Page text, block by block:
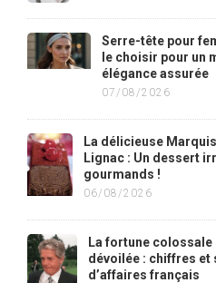
Serre-tête pour
le choisir pour un
élégance assurée
07/08/2026
La délicieuse
Lignac : Un dessert
gourmands !
06/08/2026
La fortune colossale
dévoilée : chiffres et
d’affaires français